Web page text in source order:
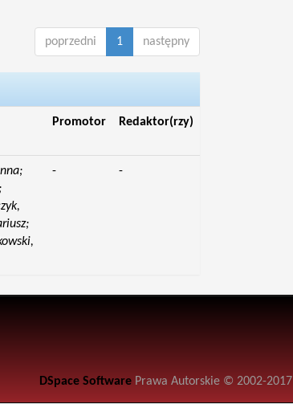
poprzedni 1 następny
Promotor Redaktor(rzy)
- -
DSpace Software Prawa Autorskie © 2002-2017